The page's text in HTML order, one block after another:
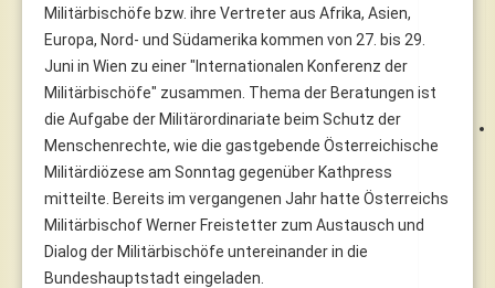
Militärbischöfe bzw. ihre Vertreter aus Afrika, Asien,
Europa, Nord- und Südamerika kommen von 27. bis 29.
Juni in Wien zu einer "Internationalen Konferenz der
Militärbischöfe" zusammen. Thema der Beratungen ist
die Aufgabe der Militärordinariate beim Schutz der
Menschenrechte, wie die gastgebende Österreichische
Militärdiözese am Sonntag gegenüber Kathpress
mitteilte. Bereits im vergangenen Jahr hatte Österreichs
Militärbischof Werner Freistetter zum Austausch und
Dialog der Militärbischöfe untereinander in die
Bundeshauptstadt eingeladen.